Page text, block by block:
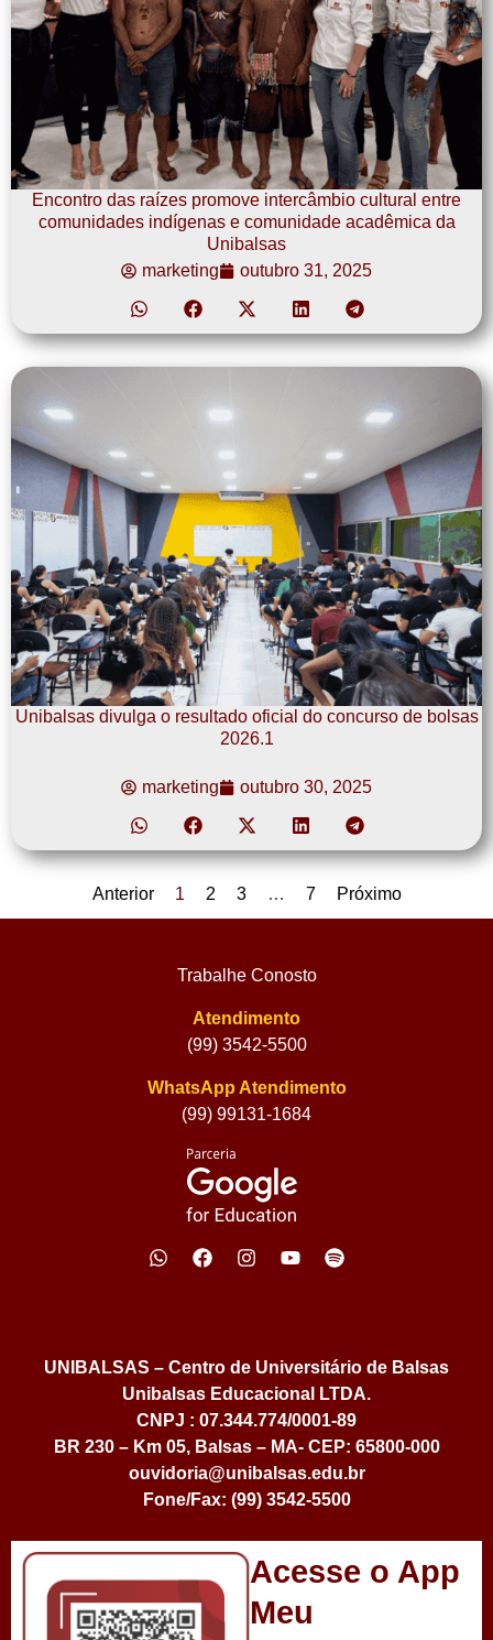
Encontro das raízes promove intercâmbio cultural entre
comunidades indígenas e comunidade acadêmica da
Unibalsas
marketing
outubro 31, 2025
Unibalsas divulga o resultado oficial do concurso de bolsas
2026.1
marketing outubro 30, 2025
Anterior 1 2 3 … 7 Próximo
Trabalhe Conosto
Atendimento
(99) 3542-5500
WhatsApp Atendimento
(99) 99131-1684
UNIBALSAS – Centro de Universitário de Balsas
Unibalsas Educacional LTDA.
CNPJ : 07.344.774/0001-89
BR 230 – Km 05, Balsas – MA- CEP: 65800-000
ouvidoria@unibalsas.edu.br
Fone/Fax: (99) 3542-5500
Acesse o App
Meu